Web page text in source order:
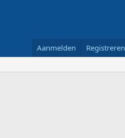
Aanmelden Registreren